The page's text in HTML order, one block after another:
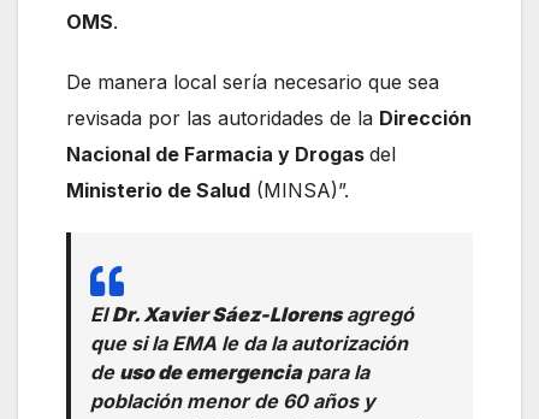
OMS.
De manera local sería necesario que sea
revisada por las autoridades de la Dirección
Nacional de Farmacia y Drogas del
Ministerio de Salud (MINSA)”.
ElDr. Xavier Sáez-Llorensagregó
que si la EMA le da la autorización
de uso de emergenciapara la
población menor de 60 años y